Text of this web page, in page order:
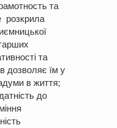
та
розкрила
та
дозволяє їм у
в життя;
до